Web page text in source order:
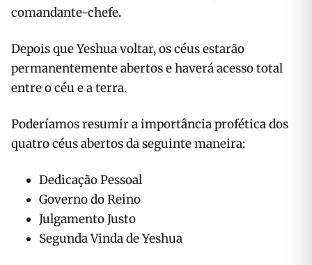
comandante-chefe.
Depois que Yeshua voltar, os céus estarão
permanentemente abertos e haverá acesso total
entre o céu e a terra.
Poderíamos resumir a importância profética dos
quatro céus abertos da seguinte maneira:
Dedicação Pessoal
Governo do Reino
Julgamento Justo
Segunda Vinda de Yeshua